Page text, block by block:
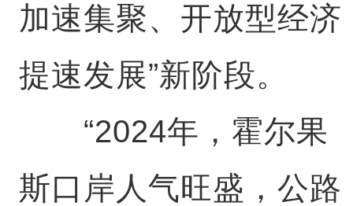
加速集聚、开放型经济
提速发展”新阶段。
“2024年，霍尔果
斯口岸人气旺盛，公路